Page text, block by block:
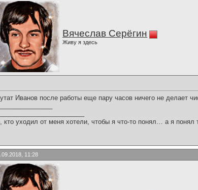
Вячеслав Серёгин
Живу я здесь
Иванов после работы еще пару часов ничего не делает
кто уходил от меня хотели, чтобы я что-то понял… а я понял
11:28